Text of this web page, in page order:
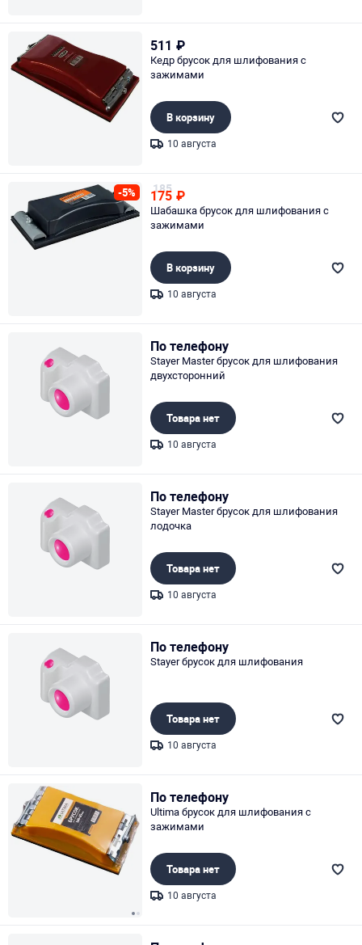
511 ₽
Кедр брусок для шлифования с
зажимами
В корзину
10 августа
-5% 185
175 ₽
Шабашка брусок для шлифования с
зажимами
В корзину
10 августа
По телефону
Stayer Master брусок для шлифования
двухсторонний
Товара нет
10 августа
По телефону
Stayer Master брусок для шлифования
лодочка
Товара нет
10 августа
По телефону
Stayer брусок для шлифования
Товара нет
10 августа
По телефону
Ultima брусок для шлифования с
зажимами
Товара нет
10 августа